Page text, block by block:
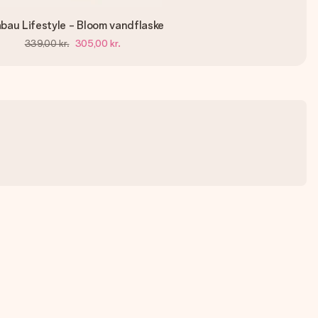
Lifestyle - Bloom vandflaske
339,00 kr. 305,00 kr.